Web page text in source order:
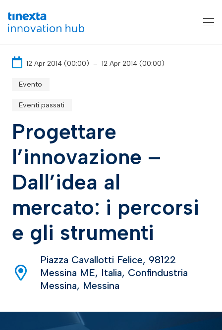
12 Apr 2014 (00:00) – 12 Apr 2014 (00:00)
Evento
Eventi passati
Progettare
l’innovazione –
Dall’idea al
mercato: i percorsi
e gli strumenti
Piazza Cavallotti Felice, 98122
Messina ME, Italia, Confindustria
Messina, Messina